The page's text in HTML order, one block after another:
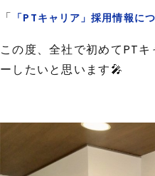
「 「PTキャリア」採用情報に
この度、全社で初めてPT
ーしたいと思います🎤